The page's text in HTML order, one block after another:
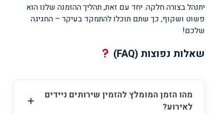
יתנהל בצורה חלקה. יחד עם זאת, תהליך ההזמנה שלנו הוא
פשוט ושקוף, כך שתם תוכלו להתמקד בעיקר – החגיגה
שלכם!
שאלות נפוצות (FAQ)
מהו הזמן המומלץ להזמין שירותים ניידים
לאירוע?